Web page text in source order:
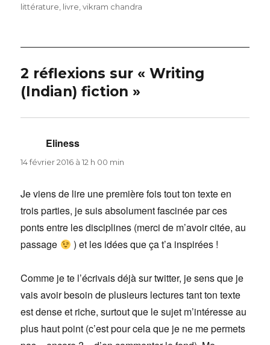
le
littérature livre ,vikram chandra
2 réflexions sur « Writing
(Indian) fiction »
Eliness
14 février 2016 à 12 h 00 min
Je viens de lire une première fois tout ton texte en
trois parties, je suis absolument fascinée par ces
ponts entre les disciplines (merci de m’avoir citée, au
passage
) et les idées que ça t’a inspirées !
Comme je te l’écrivais déjà sur twitter, je sens que je
vais avoir besoin de plusieurs lectures tant ton texte
est dense et riche, surtout que le sujet m’intéresse au
plus haut point (c’est pour cela que je ne me permets